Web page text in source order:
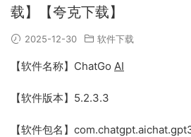
载】【夸克下载】
2025-12-30 软件下载
【软件名称】ChatGo AI
【软件版本】5.2.3.3
【软件包名】